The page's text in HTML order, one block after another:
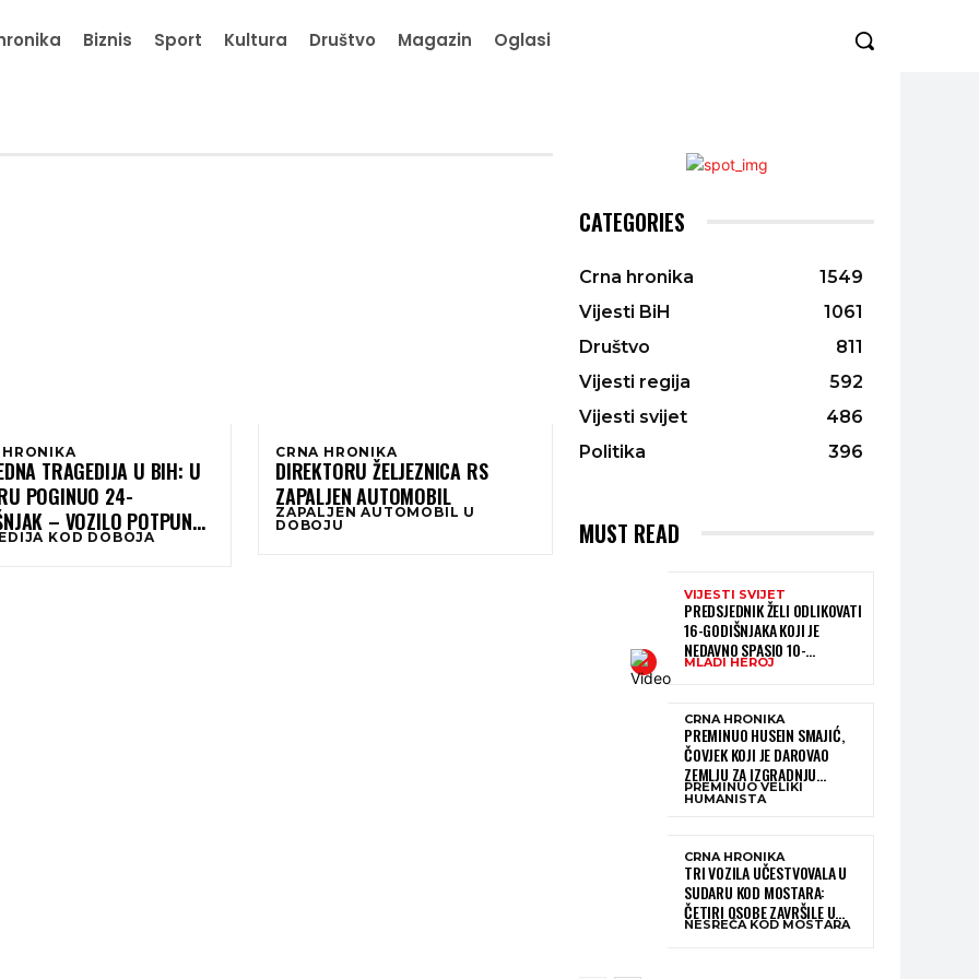
Biznis Sport Kultura Društvo Magazin Oglasi
HRONIKA
TRAGEDIJA U BIH: U
POGINUO 24-
– VOZILO POTPUNO
KOD DOBOJA
CRNA HRONIKA
DIREKTORU ŽELJEZNICA RS
ZAPALJEN AUTOMOBIL
ZAPALJEN AUTOMOBIL U
DOBOJU
CATEGORIES
Crna hronika
1549
Vijesti BiH
1061
Društvo
811
Vijesti regija
592
Vijesti svijet
486
Politika
396
MUST READ
VIJESTI SVIJET
PREDSJEDNIK ŽELI ODLIKOVATI
16-GODIŠNJAKA KOJI JE
NEDAVNO SPASIO 10-
GODIŠNJEG DJEČAKA IZ
MLADI HEROJ
CRNA HRONIKA
PREMINUO HUSEIN SMAJIĆ,
ČOVJEK KOJI JE DAROVAO
ZEMLJU ZA IZGRADNJU
KATOLIČKE CRKVE U BUGOJNU
PREMINUO VELIKI
HUMANISTA
CRNA HRONIKA
TRI VOZILA UČESTVOVALA U
SUDARU KOD MOSTARA:
ČETIRI OSOBE ZAVRŠILE U
BOLNICI
NESREĆA KOD MOSTARA